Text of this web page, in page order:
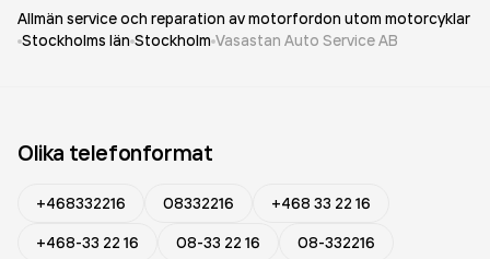
Allmän service och reparation av motorfordon utom motorcyklar
Stockholms län Stockholm Vasastan Auto Service AB
Olika telefonformat
+468332216 08332216
+468 33 22 16
+468-33 22 16
08-33 22 16 08-332216